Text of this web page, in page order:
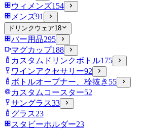
ウィメンズ154
メンズ91
ドリンクウェア18
バー用品295
マグカップ188
カスタムドリンクボトル175
ワインアクセサリー92
ボトルオープナー、栓抜き 55
カスタムコースター52
サングラス33
グラス23
スタビーホルダー23